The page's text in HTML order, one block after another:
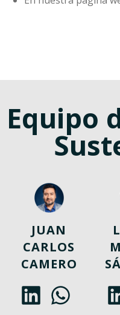
Equipo
JUAN
CARLOS
CAMERO